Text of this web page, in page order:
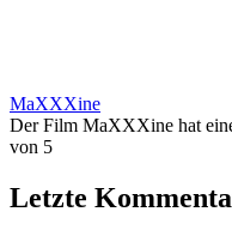
MaXXXine
Der Film MaXXXine hat
von 5
Letzte